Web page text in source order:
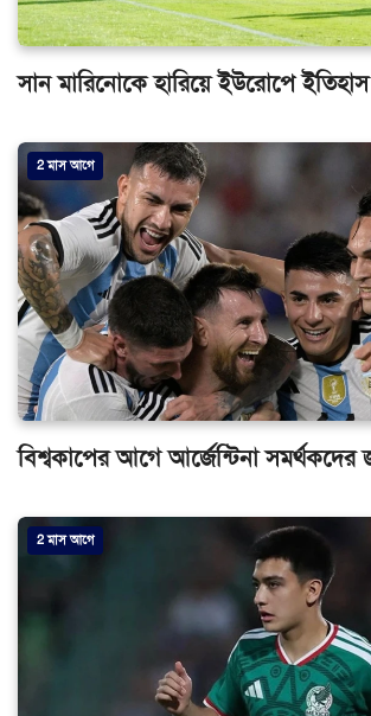
সান মারিনোকে হারিয়ে ইউরোপে
2 মাস আগে
বিশ্বকাপের আগে আর্জেন্টিনা
2 মাস আগে